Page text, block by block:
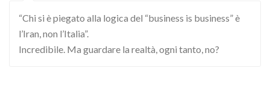
“Chi si è piegato alla logica del “business is business” è
l’Iran, non l’Italia”.
Incredibile. Ma guardare la realtà, ogni tanto, no?